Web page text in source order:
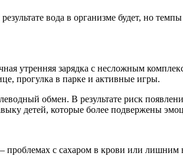
вода в организме будет, но
утренняя зарядка с несложным
прогулка в парке и активные игры.
обмен. В результате риск
детей, которые более подвержены
проблемах с сахаром в крови или лишним